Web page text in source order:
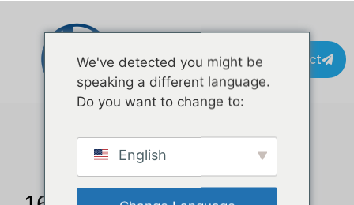
Contact
We've detected you might be
speaking a different language.
Do you want to change to:
English